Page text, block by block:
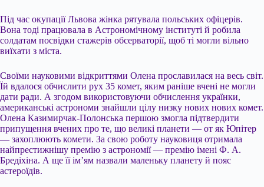
Під час окупації Львова жінка рятувала польських офіцерів.
Вона тоді працювала в Астрономічному інституті й робила
солдатам посвідки стажерів обсерваторії, щоб ті могли вільно
виїхати з міста.
Своїми науковими відкриттями Олена прославилася на весь світ.
Їй вдалося обчислити рух 35 комет, яким раніше вчені не могли
дати ради. А згодом використовуючи обчислення українки,
американські астрономи знайшли цілу низку нових нових комет.
Олена Казимирчак-Полонська першою змогла підтвердити
припущення вчених про те, що великі планети — от як Юпітер
— захоплюють комети. За свою роботу науковиця отримала
найпрестижнішу премію з астрономії — премію імені Ф. А.
Бредіхіна. А ще її ім’ям назвали маленьку планету й пояс
астероїдів.